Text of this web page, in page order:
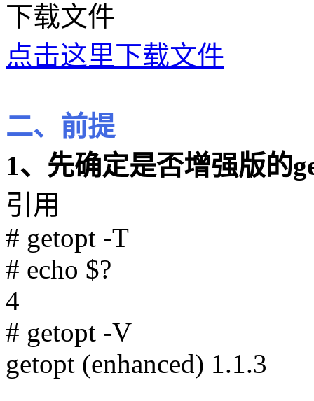
下载文件
点击这里下载文件
二、前提
1、先确定是否增强版的
引用
# getopt -T
# echo $?
4
# getopt -V
getopt (enhanced) 1.1.3